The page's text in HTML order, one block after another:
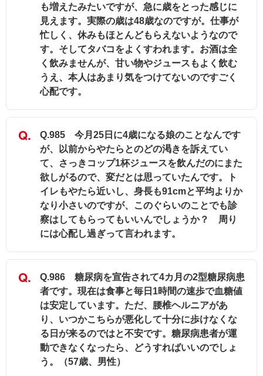
も増えたみたいですが、急に歳をとった感じに
見えます。実際の歳は48歳なのですが。仕事が
忙しく、休みもほとんどもらえないようなので
す。そしてタバコをよくすわれます。お酒は全
く飲みませんが、甘い物やジュースもよく飲む
うえ、本人はあまり気をつけてないのですごく
心配です。
Q.985 今月25日に4歳になる娘のことなんです
が、以前からやたらとのどの渇きを訴えてい
て、さっきコップ1杯ジュースを飲んだのにまた
欲しがるので、変だとは思っていたんです。ト
イレもやたら近いし、身長も91cmと平均よりか
なり小さいのですが、このぐらいのことでも診
察はしてもらってもいいんでしょうか？ 周り
には心配し過ぎって言われます。
Q.986 糖尿病を宣告されて4カ月の2型糖尿病患
者です。現在は食事と毎日1時間の速歩で血糖値
は安定しています。ただ、腰椎ヘルニアがあ
り、いつかこちらが悪化して十分に歩けなくな
る日が来るのではと不安です。糖尿病患者が運
動できなくなったら、どうすればいいのでしょ
う。（57歳、男性）